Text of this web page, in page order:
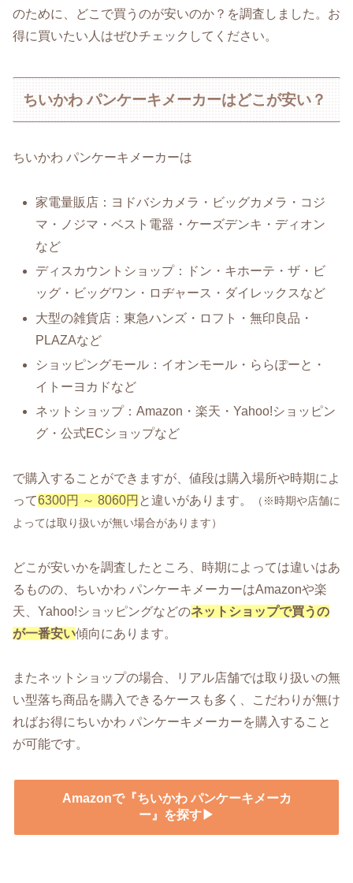
のために、どこで買うのが安いのか？を調査しました。お
得に買いたい人はぜひチェックしてください。
ちいかわ パンケーキメーカーはどこが安い？
ちいかわ パンケーキメーカーは
家電量販店：ヨドバシカメラ・ビッグカメラ・コジ
マ・ノジマ・ベスト電器・ケーズデンキ・ディオン
など
ディスカウントショップ：ドン・キホーテ・ザ・ビ
ッグ・ビッグワン・ロヂャース・ダイレックスなど
大型の雑貨店：東急ハンズ・ロフト・無印良品・
PLAZAなど
ショッピングモール：イオンモール・ららぽーと・
イトーヨカドなど
ネットショップ：Amazon・楽天・Yahoo!ショッピン
グ・公式ECショップなど
で購入することができますが、値段は購入場所や時期によ
って6300円 ～ 8060円 と違いがあります。
（※時期や店舗に
よっては取り扱いが無い場合があります）
どこが安いかを調査したところ、時期によっては違いはあ
るものの、ちいかわ パンケーキメーカーはAmazonや楽
天、Yahoo!ショッピングなどのネットショップで買うの
が一番安い傾向にあります。
またネットショップの場合、リアル店舗では取り扱いの無
い型落ち商品を購入できるケースも多く、こだわりが無け
ればお得にちいかわ パンケーキメーカーを購入すること
が可能です。
Amazonで『ちいかわ パンケーキメーカ
ー』を探す▶